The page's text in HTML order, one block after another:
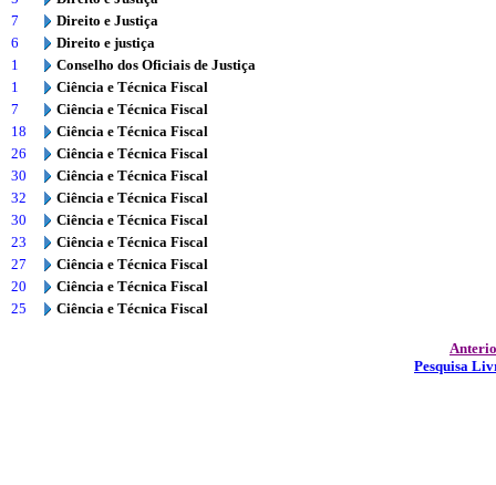
7
Direito e Justiça
6
Direito e justiça
1
Conselho dos Oficiais de Justiça
1
Ciência e Técnica Fiscal
7
Ciência e Técnica Fiscal
18
Ciência e Técnica Fiscal
26
Ciência e Técnica Fiscal
30
Ciência e Técnica Fiscal
32
Ciência e Técnica Fiscal
30
Ciência e Técnica Fiscal
23
Ciência e Técnica Fiscal
27
Ciência e Técnica Fiscal
20
Ciência e Técnica Fiscal
25
Ciência e Técnica Fiscal
Pesquisa